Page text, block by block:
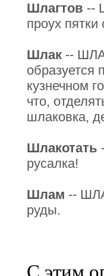
Шлагтов --
проух
Шлак --
образуется
кузнечном
что,
шлаковка,
Шлакотать
русалка!
Шлам --
руды.
С этим